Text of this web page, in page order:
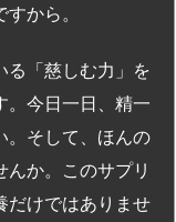
から。
る「慈しむ力」を
。今日一日、精一
。そして、ほんの
か。このサプリ
だけではありませ